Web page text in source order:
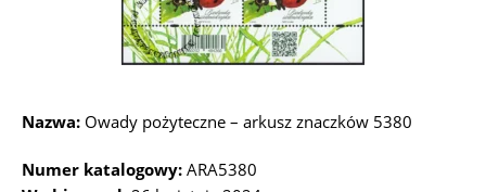
Nazwa: Owady pożyteczne – arkusz znaczków 5380
Numer katalogowy: ARA5380